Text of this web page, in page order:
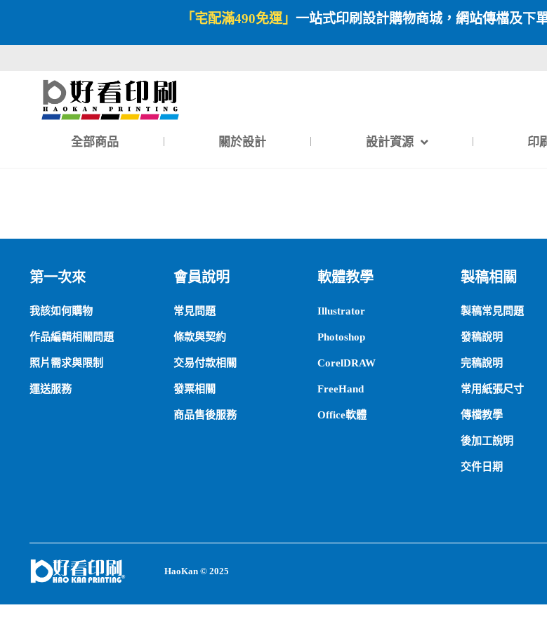
「宅配滿490免運」 一站式印刷設計購物商城，網站傳檔及下
全部商品 關於設計 設計資源 印
第一次來
我該如何購物
作品編輯相關問題
照片需求與限制
運送服務
會員說明
常見問題
條款與契約
交易付款相關
發票相關
商品售後服務
軟體教學
Illustrator
Photoshop
CorelDRAW
FreeHand
Office軟體
製稿相關
製稿常見問題
發稿說明
完稿說明
常用紙張尺寸
傳檔教學
後加工說明
交件日期
HaoKan © 2025